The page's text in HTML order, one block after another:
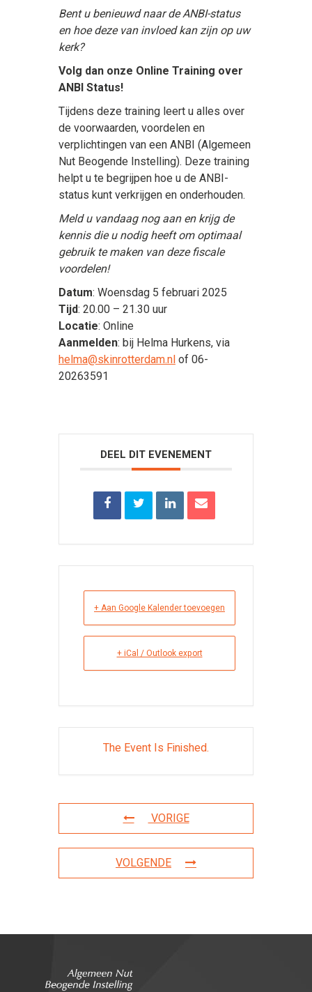
Bent u benieuwd naar de ANBI-status
en hoe deze van invloed kan zijn op uw
kerk?
Volg dan onze Online Training over
ANBI Status!
Tijdens deze training leert u alles over
de voorwaarden, voordelen en
verplichtingen van een ANBI (Algemeen
Nut Beogende Instelling). Deze training
helpt u te begrijpen hoe u de ANBI-
status kunt verkrijgen en onderhouden.
Meld u vandaag nog aan en krijg de
kennis die u nodig heeft om optimaal
gebruik te maken van deze fiscale
voordelen!
Datum: Woensdag 5 februari 2025
Tijd: 20.00 – 21.30 uur
Locatie: Online
Aanmelden: bij Helma Hurkens, via
helma@skinrotterdam.nl of 06-
20263591
DEEL DIT EVENEMENT
+ Aan Google Kalender toevoegen
+ iCal / Outlook export
The Event Is Finished.
VORIGE
VOLGENDE